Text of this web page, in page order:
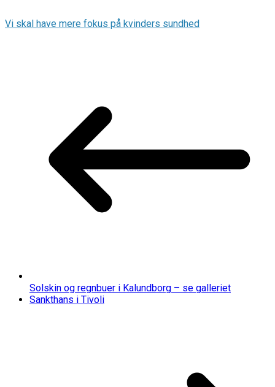
Vi skal have mere fokus på kvinders sundhed
Solskin og regnbuer i Kalundborg – se galleriet
Sankthans i Tivoli